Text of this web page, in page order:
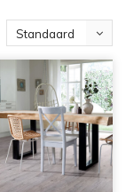
Standaard